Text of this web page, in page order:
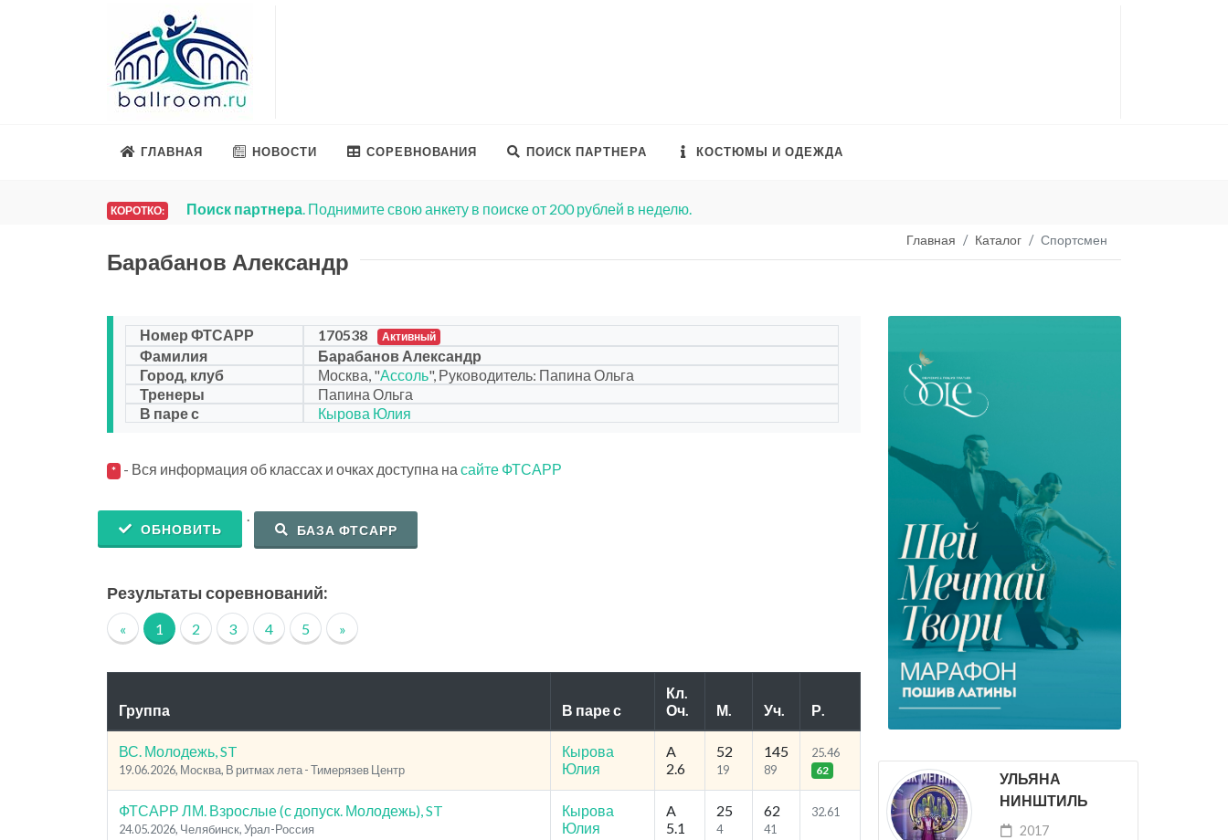
ГЛАВНАЯ НОВОСТИ СОРЕВНОВАНИЯ ПОИСК ПАРТНЕРА КОСТЮМЫ И ОДЕЖДА
КОРОТКО: Поиск партнера. Поднимите свою анкету в поиске от 200 рублей в неделю.
Главная Каталог Спортсмен
Барабанов Александр
УЛЬЯНА
НИНШТИЛЬ
2017
Номер ФТСАРР 170538 Активный
Фамилия
Барабанов Александр
Город, клуб
Москва, "Ассоль", Руководитель: Папина Ольга
Тренеры
Папина Ольга
В паре с
Кырова Юлия
* - Вся информация об классах и очках доступна на сайте ФТСАРР
ОБНОВИТЬ
.
БАЗА ФТСАРР
Результаты соревнований:
« 1 2 3 4 5 »
Группа В паре с
Кл.
Оч.
М. Уч. Р.
ВС. Молодежь, ST
19.06.2026, Москва, В ритмах лета - Тимерязев Центр
Кырова
Юлия
A
2.6
52
19
145
89
25.46
62
ФТСАРР ЛМ. Взрослые (с допуск. Молодежь), ST
24.05.2026, Челябинск, Урал-Россия
Кырова
Юлия
A
5.1
25
4
62
41
32.61